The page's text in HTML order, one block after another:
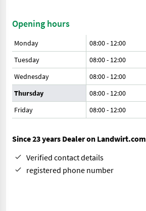
Opening hours
Monday 08:00 - 12:00
Tuesday
08:00 - 12:00
Wednesday
08:00 - 12:00
Thursday
08:00 - 12:00
Friday
08:00 - 12:00
Since 23 years Dealer on Landwirt.com
Verified contact details
registered phone number